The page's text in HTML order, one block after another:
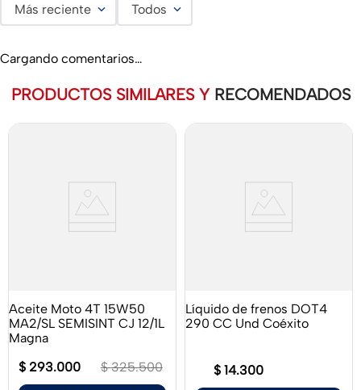
Más reciente Todos
Cargando comentarios…
PRODUCTOS SIMILARES Y RECOMENDADOS
Aceite Moto 4T 15W50
MA2/SL SEMISINT CJ 12/1L
Magna
$ 325.500
$ 293.000
Líquido de frenos DOT4
290 CC Und Coéxito
$ 14.300